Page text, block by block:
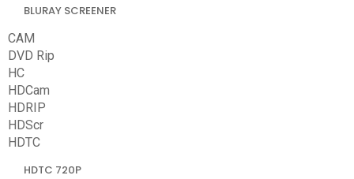
BLURAY SCREENER
CAM
DVD Rip
HC
HDCam
HDRIP
HDScr
HDTC
HDTC 720P